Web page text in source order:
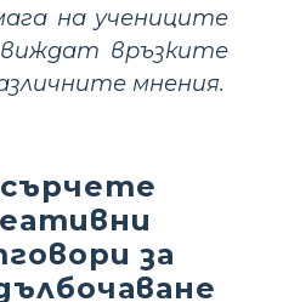
на учениците
връзките
мнения.
за